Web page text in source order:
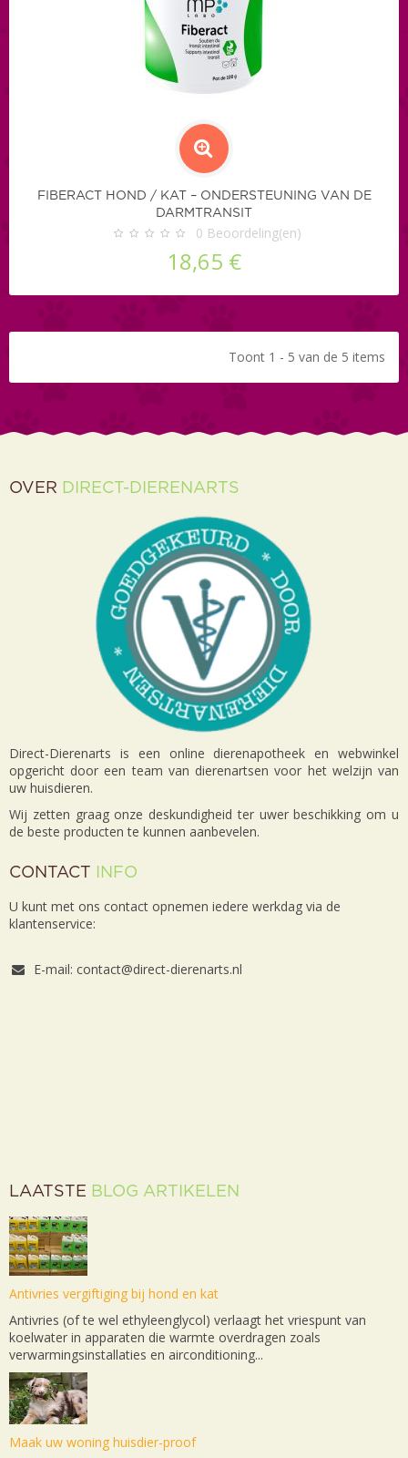
FIBERACT HOND / KAT – ONDERSTEUNING VAN DE
DARMTRANSIT
0 Beoordeling(en)
18,65 €
Toont 1 - 5 van de 5 items
OVER DIRECT-DIERENARTS
Direct-Dierenarts is een online dierenapotheek en webwinkel
opgericht door een team van dierenartsen voor het welzijn van
uw huisdieren.
Wij zetten graag onze deskundigheid ter uwer beschikking om u
de beste producten te kunnen aanbevelen.
CONTACT INFO
U kunt met ons contact opnemen iedere werkdag via de
klantenservice:
E-mail: contact@direct-dierenarts.nl
LAATSTE BLOG ARTIKELEN
Antivries vergiftiging bij hond en kat
Antivries (of te wel ethyleenglycol) verlaagt het vriespunt van
koelwater in apparaten die warmte overdragen zoals
verwarmingsinstallaties en airconditioning...
Maak uw woning huisdier-proof